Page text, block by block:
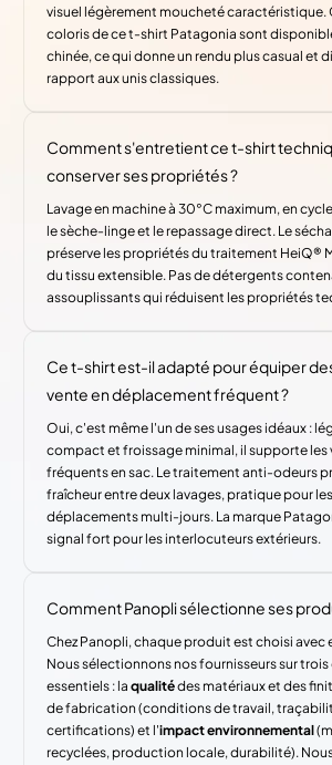
visuel légèrement moucheté caractéristique.
coloris de ce t-shirt Patagonia sont
chinée, ce qui donne un rendu plus casual et
rapport aux unis classiques.
Comment s'entretient ce t-shirt
conserver ses propriétés ?
Lavage en machine à 30°C maximum, en
le sèche-linge et le repassage direct. Le
préserve les propriétés du traitement HeiQ®
du tissu extensible. Pas de détergents
assouplissants qui réduisent les propriétés
Ce t-shirt est-il adapté pour équiper
vente en déplacement fréquent ?
Oui, c'est même l'un de ses usages idéaux :
compact et froissage minimal, il supporte les
fréquents en sac. Le traitement anti-odeurs
fraîcheur entre deux lavages, pratique pour les
déplacements multi-jours. La marque
signal fort pour les interlocuteurs extérieurs.
Comment Panopli sélectionne ses
Chez Panopli, chaque produit est choisi avec
Nous sélectionnons nos fournisseurs sur
essentiels : laqualitédes matériaux et des
de fabrication (conditions de travail,
certifications) et l'impact environnemental
recyclées, production locale, durabilité).